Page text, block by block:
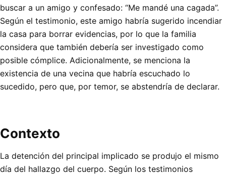
buscar a un amigo y confesado: “Me mandé una cagada”.
Según el testimonio, este amigo habría sugerido incendiar
la casa para borrar evidencias, por lo que la familia
considera que también debería ser investigado como
posible cómplice. Adicionalmente, se menciona la
existencia de una vecina que habría escuchado lo
sucedido, pero que, por temor, se abstendría de declarar.
Contexto
La detención del principal implicado se produjo el mismo
día del hallazgo del cuerpo. Según los testimonios